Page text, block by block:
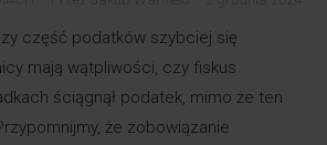
część podatków szybciej się
mają wątpliwości, czy fiskus
ściągnął podatek, mimo że ten
że zobowiązanie